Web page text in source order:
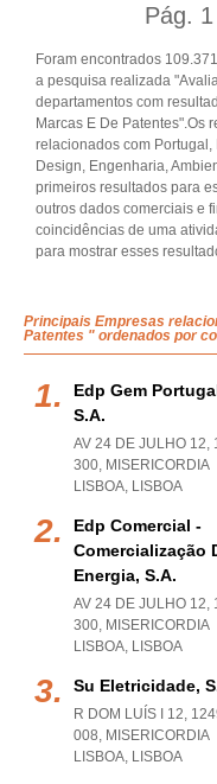
Pág. 1
Foram encontrados
a pesquisa realizada
departamentos com
Marcas E De Patentes".Os
relacionados com
Design, Engenharia,
primeiros resultados para
outros dados comerciais e
coincidências de uma
para mostrar esses
Principais Empresas
Patentes " ordenados por
Edp Gem
S.a.
AV 24 DE JULHO 12,
300, MISERICORDIA
LISBOA, LISBOA
Edp Comercial -
Comercialização
Energia, S.a.
AV 24 DE JULHO 12,
300, MISERICORDIA
LISBOA, LISBOA
Su Eletricidade,
R DOM LUÍS I 12,
008, MISERICORDIA
LISBOA, LISBOA